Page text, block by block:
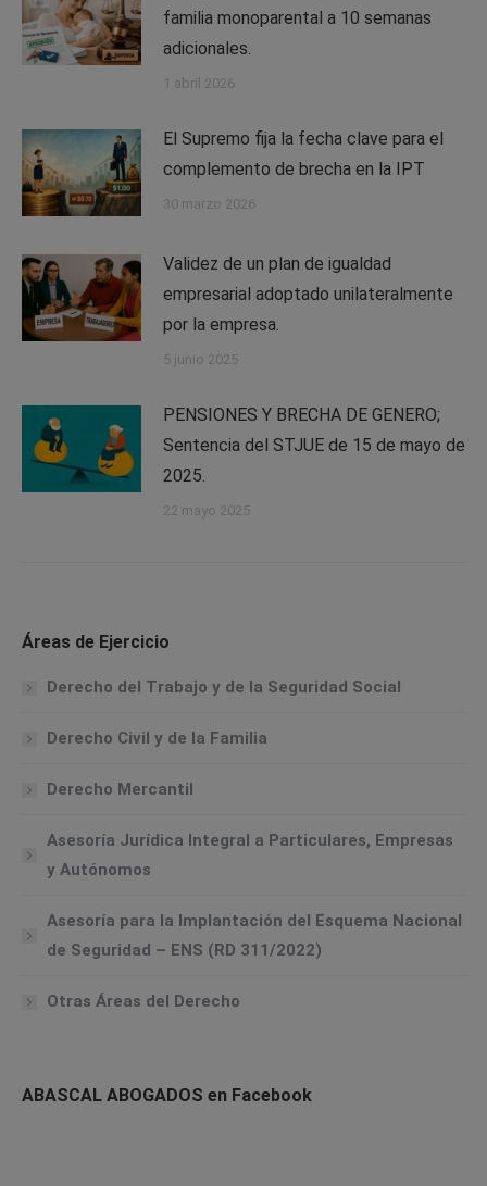
familia monoparental a 10 semanas
adicionales.
1 abril 2026
El Supremo fija la fecha clave para el
complemento de brecha en la IPT
30 marzo 2026
Validez de un plan de igualdad
empresarial adoptado unilateralmente
por la empresa.
5 junio 2025
PENSIONES Y BRECHA DE GENERO;
Sentencia del STJUE de 15 de mayo de
2025.
22 mayo 2025
Áreas de Ejercicio
Derecho del Trabajo y de la Seguridad Social
Derecho Civil y de la Familia
Derecho Mercantil
Asesoría Jurídica Integral a Particulares, Empresas
y Autónomos
Asesoría para la Implantación del Esquema Nacional
de Seguridad – ENS (RD 311/2022)
Otras Áreas del Derecho
ABASCAL ABOGADOS en Facebook